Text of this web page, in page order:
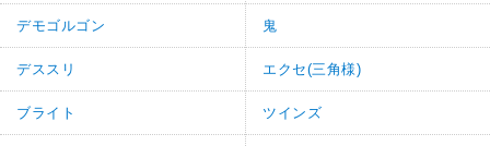
デモゴルゴン 鬼
デススリ エクセ(三角様)
ブライト ツインズ